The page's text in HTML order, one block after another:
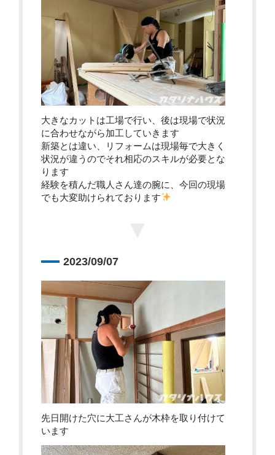
大きなカットは工場で行い、後は現場で状況
に合わせながら加工していきます
新築とは違い、リフォームは現場毎で大きく
状況が違うのでそれ相応のスキルが必要とな
ります
経験を積んだ職人さん達の腕に、今回の現場
でも大変助けられております
2023/09/07
先日開けた穴に大工さんが木枠を取り付けて
います